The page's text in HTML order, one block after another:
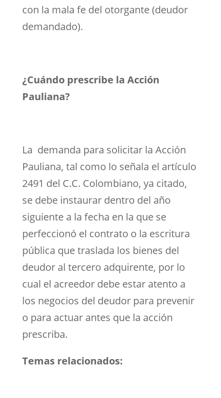
con la mala fe del otorgante (deudor
demandado).
¿Cuándo prescribe la Acción
Pauliana?
La demanda para solicitar la Acción
Pauliana, tal como lo señala el artículo
2491 del C.C. Colombiano, ya citado,
se debe instaurar dentro del año
siguiente a la fecha en la que se
perfeccionó el contrato o la escritura
pública que traslada los bienes del
deudor al tercero adquirente, por lo
cual el acreedor debe estar atento a
los negocios del deudor para prevenir
o para actuar antes que la acción
prescriba.
Temas relacionados: